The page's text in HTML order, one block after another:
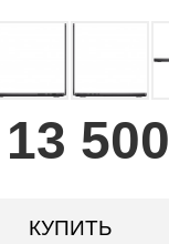
13 500
КУПИТЬ